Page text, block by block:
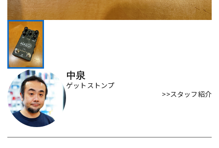
配信/ライブ機器
中古 ヴィンテージ
中泉
ゲットストンプ
>>スタッフ紹介